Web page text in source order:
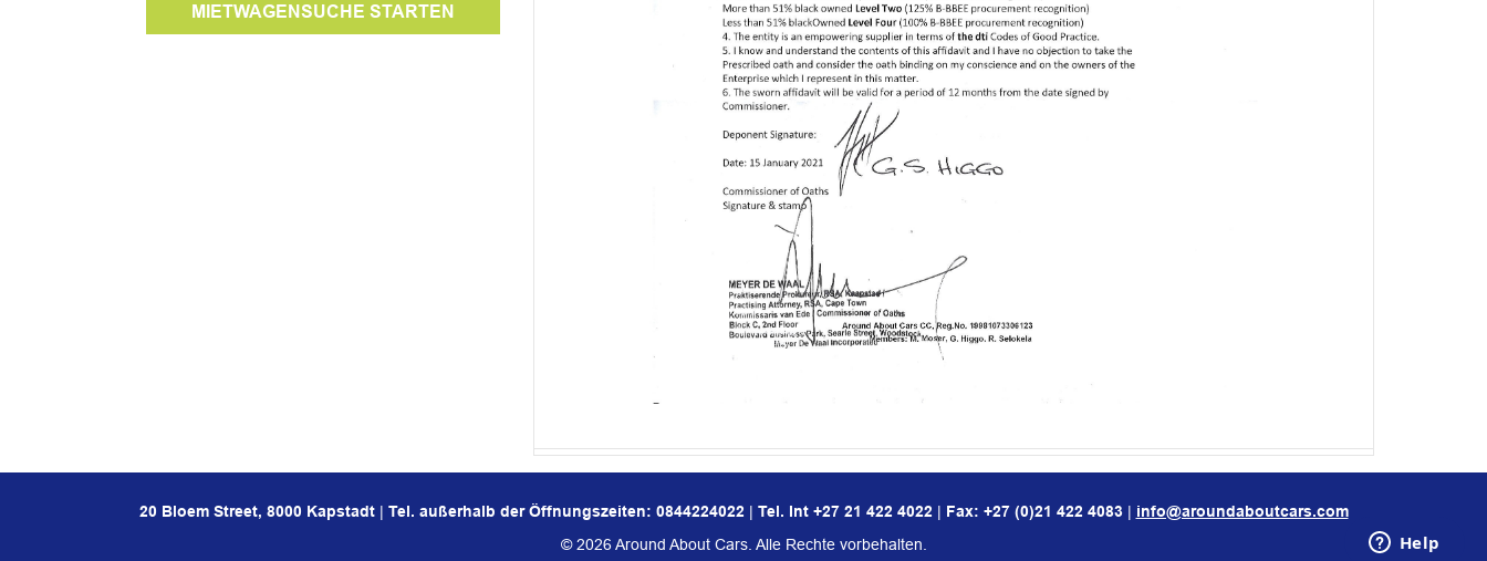
MIETWAGENSUCHE STARTEN
20 Bloem Street, 8000 Kapstadt| Tel. außerhalb der Öffnungszeiten: 0844224022 | Tel. Int +27 21 422 4022 | Fax: +27 (0)21 422 4083| info@aroundaboutcars.com
© 2026 Around About Cars. Alle Rechte vorbehalten.